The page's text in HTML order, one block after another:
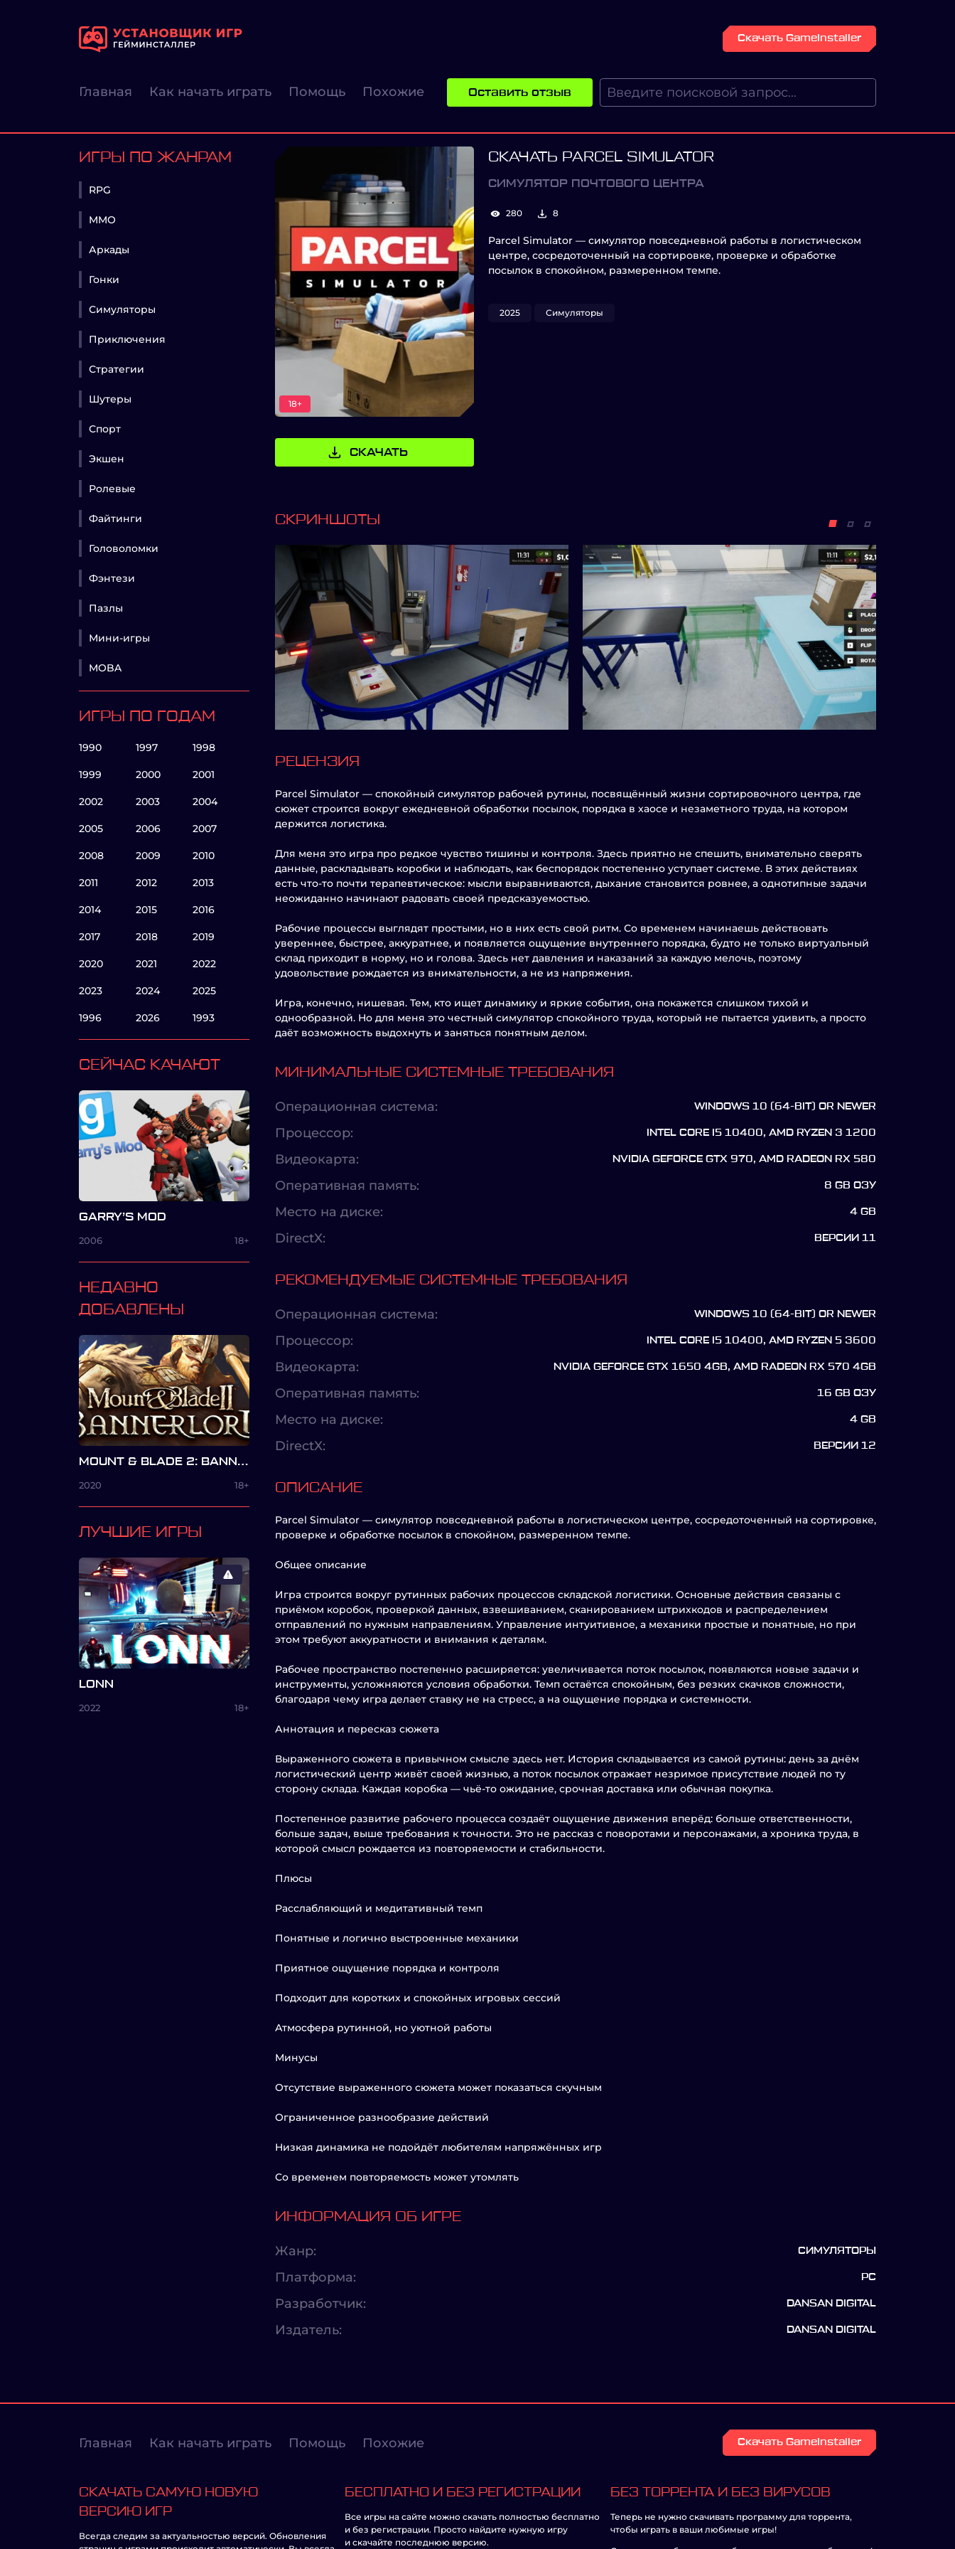
Скачать GameInstaller
Главная Как начать играть Помощь Похожие Оставить отзыв
ИГРЫ ПО ЖАНРАМ
RPG
MMO
Аркады
Гонки
Симуляторы
Приключения
Стратегии
Шутеры
Спорт
Экшен
Ролевые
Файтинги
Головоломки
Фэнтези
Пазлы
Мини-игры
MOBA
ИГРЫ ПО ГОДАМ
1990 1997 1998
1999 2000 2001
2002 2003 2004
2005 2006 2007
2008 2009 2010
2011 2012 2013
2014 2015 2016
2017 2018 2019
2020 2021 2022
2023 2024 2025
1996 2026 1993
СЕЙЧАС КАЧАЮТ
GARRY’S MOD
2006 18+
НЕДАВНО
ДОБАВЛЕНЫ
MOUNT & BLADE 2: BANNERLORD
2020 18+
ЛУЧШИЕ ИГРЫ
LONN
2022 18+
18+
СКАЧАТЬ
СКАЧАТЬ PARCEL SIMULATOR
СИМУЛЯТОР ПОЧТОВОГО ЦЕНТРА
280 8
Parcel Simulator — симулятор повседневной работы в логистическом
центре, сосредоточенный на сортировке, проверке и обработке
посылок в спокойном, размеренном темпе.
2025 Симуляторы
СКРИНШОТЫ
РЕЦЕНЗИЯ
Parcel Simulator — спокойный симулятор рабочей рутины, посвящённый жизни сортировочного центра, где
сюжет строится вокруг ежедневной обработки посылок, порядка в хаосе и незаметного труда, на котором
держится логистика.
Для меня это игра про редкое чувство тишины и контроля. Здесь приятно не спешить, внимательно сверять
данные, раскладывать коробки и наблюдать, как беспорядок постепенно уступает системе. В этих действиях
есть что-то почти терапевтическое: мысли выравниваются, дыхание становится ровнее, а однотипные задачи
неожиданно начинают радовать своей предсказуемостью.
Рабочие процессы выглядят простыми, но в них есть свой ритм. Со временем начинаешь действовать
увереннее, быстрее, аккуратнее, и появляется ощущение внутреннего порядка, будто не только виртуальный
склад приходит в норму, но и голова. Здесь нет давления и наказаний за каждую мелочь, поэтому
удовольствие рождается из внимательности, а не из напряжения.
Игра, конечно, нишевая. Тем, кто ищет динамику и яркие события, она покажется слишком тихой и
однообразной. Но для меня это честный симулятор спокойного труда, который не пытается удивить, а просто
даёт возможность выдохнуть и заняться понятным делом.
МИНИМАЛЬНЫЕ СИСТЕМНЫЕ ТРЕБОВАНИЯ
Операционная система: WINDOWS 10 (64-BIT) OR NEWER
Процессор: INTEL CORE I5 10400, AMD RYZEN 3 1200
Видеокарта: NVIDIA GEFORCE GTX 970, AMD RADEON RX 580
Оперативная память: 8 GB ОЗУ
Место на диске: 4 GB
DirectX: ВЕРСИИ 11
РЕКОМЕНДУЕМЫЕ СИСТЕМНЫЕ ТРЕБОВАНИЯ
Операционная система: WINDOWS 10 (64-BIT) OR NEWER
Процессор: INTEL CORE I5 10400, AMD RYZEN 5 3600
Видеокарта: NVIDIA GEFORCE GTX 1650 4GB, AMD RADEON RX 570 4GB
Оперативная память: 16 GB ОЗУ
Место на диске: 4 GB
DirectX: ВЕРСИИ 12
ОПИСАНИЕ
Parcel Simulator — симулятор повседневной работы в логистическом центре, сосредоточенный на сортировке,
проверке и обработке посылок в спокойном, размеренном темпе.
Общее описание
Игра строится вокруг рутинных рабочих процессов складской логистики. Основные действия связаны с
приёмом коробок, проверкой данных, взвешиванием, сканированием штрихкодов и распределением
отправлений по нужным направлениям. Управление интуитивное, а механики простые и понятные, но при
этом требуют аккуратности и внимания к деталям.
Рабочее пространство постепенно расширяется: увеличивается поток посылок, появляются новые задачи и
инструменты, усложняются условия обработки. Темп остаётся спокойным, без резких скачков сложности,
благодаря чему игра делает ставку не на стресс, а на ощущение порядка и системности.
Аннотация и пересказ сюжета
Выраженного сюжета в привычном смысле здесь нет. История складывается из самой рутины: день за днём
логистический центр живёт своей жизнью, а поток посылок отражает незримое присутствие людей по ту
сторону склада. Каждая коробка — чьё-то ожидание, срочная доставка или обычная покупка.
Постепенное развитие рабочего процесса создаёт ощущение движения вперёд: больше ответственности,
больше задач, выше требования к точности. Это не рассказ с поворотами и персонажами, а хроника труда, в
которой смысл рождается из повторяемости и стабильности.
Плюсы
Расслабляющий и медитативный темп
Понятные и логично выстроенные механики
Приятное ощущение порядка и контроля
Подходит для коротких и спокойных игровых сессий
Атмосфера рутинной, но уютной работы
Минусы
Отсутствие выраженного сюжета может показаться скучным
Ограниченное разнообразие действий
Низкая динамика не подойдёт любителям напряжённых игр
Со временем повторяемость может утомлять
ИНФОРМАЦИЯ ОБ ИГРЕ
Жанр: СИМУЛЯТОРЫ
Платформа: PC
Разработчик: DANSAN DIGITAL
Издатель: DANSAN DIGITAL
Главная Как начать играть Помощь Похожие Скачать GameInstaller
СКАЧАТЬ САМУЮ НОВУЮ
ВЕРСИЮ ИГР
Всегда следим за актуальностью версий. Обновления
БЕСПЛАТНО И БЕЗ РЕГИСТРАЦИИ
Все игры на сайте можно скачать полностью бесплатно
и без регистрации. Просто найдите нужную игру
и скачайте последнюю версию.
БЕЗ ТОРРЕНТА И БЕЗ ВИРУСОВ
Теперь не нужно скачивать программу для торрента,
чтобы играть в ваши любимые игры!